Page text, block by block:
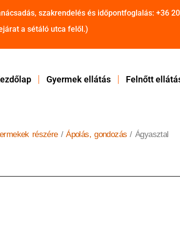
szakrendelés és időpontfoglalás: +36
a sétáló utca felől.)
Gyermek ellátás Felnőtt
részére/Ápolás, gondozás / Ágyasztal